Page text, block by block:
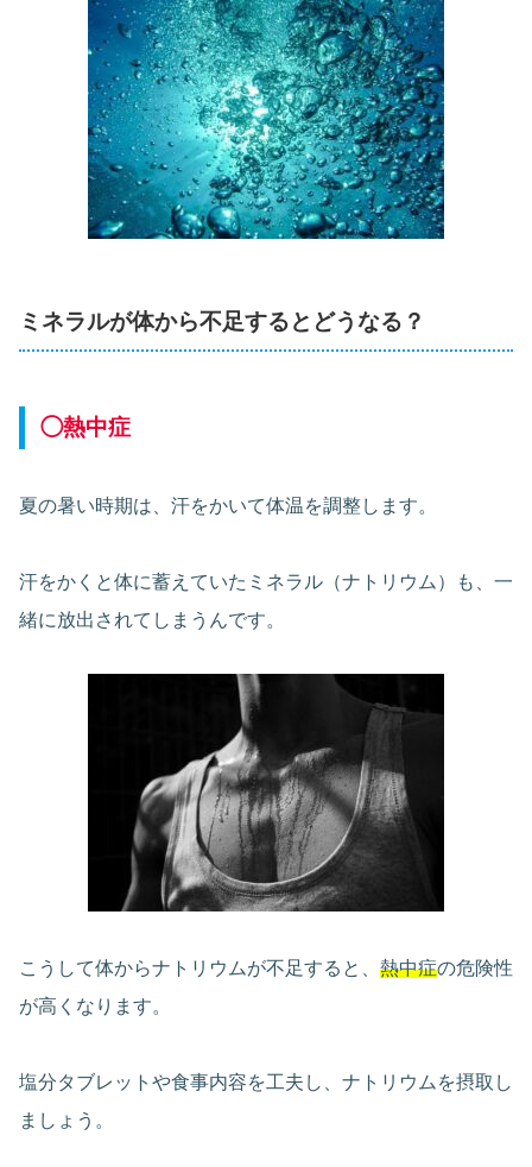
ミネラルが体から不足するとどうなる？
◯熱中症
夏の暑い時期は、汗をかいて体温を調整します。
汗をかくと体に蓄えていたミネラル（ナトリウム）も、一
緒に放出されてしまうんです。
こうして体からナトリウムが不足すると、 熱中症の危険性
が高くなります。
塩分タブレットや食事内容を工夫し、ナトリウムを摂取し
ましょう。